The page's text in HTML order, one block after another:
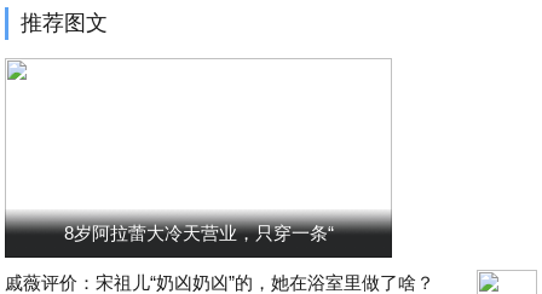
推荐图文
8岁阿拉蕾大冷天营业，只穿一条“
戚薇评价：宋祖儿“奶凶奶凶”的，她在浴室里做了啥？